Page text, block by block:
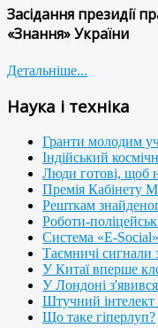
Засідання президії
«Знання» України
Детальніше...
Наука і техніка
Гранти молодим
Індійський
Люди готові, щоб
Премія Кабінету
Решткам
Роботи-
Система «E-Social»
Таємничі сигнали
У Китаї вперше
У Лондоні
Штучний
Що таке гіперлуп?